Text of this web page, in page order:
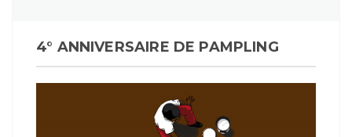
4° ANNIVERSAIRE DE PAMPLING